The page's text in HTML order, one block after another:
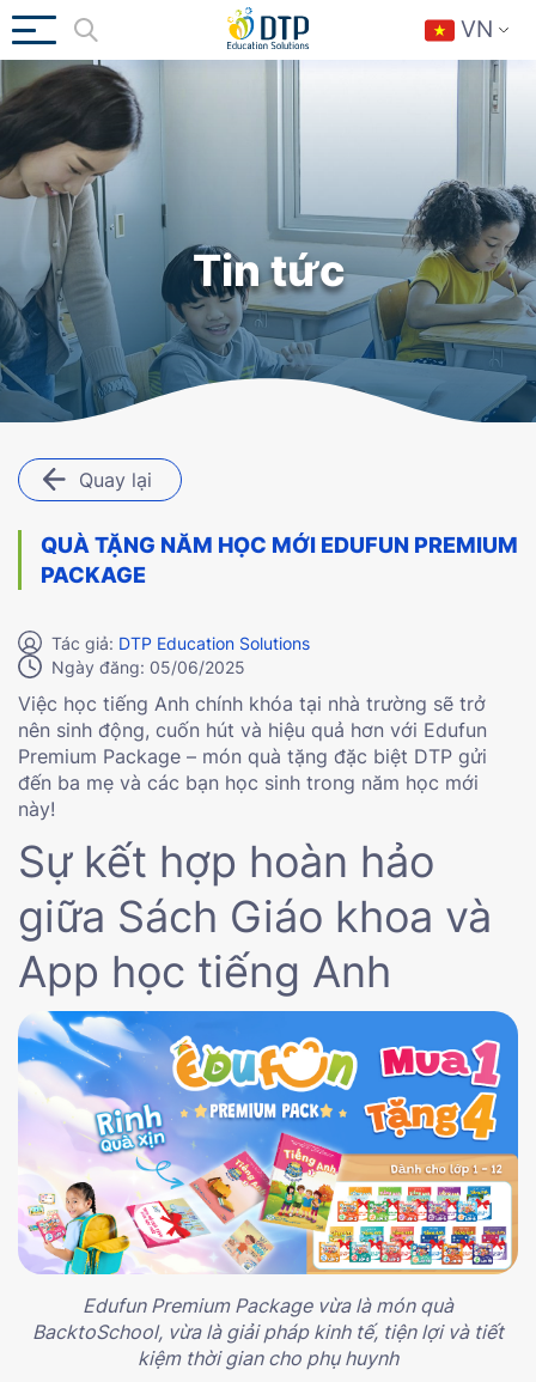
VN
Tin tức
Quay lại
QUÀ TẶNG NĂM HỌC MỚI EDUFUN PREMIUM
PACKAGE
Tác giả: DTP Education Solutions
Ngày đăng: 05/06/2025
Việc học tiếng Anh chính khóa tại nhà trường sẽ trở
nên sinh động, cuốn hút và hiệu quả hơn với Edufun
Premium Package – món quà tặng đặc biệt DTP gửi
đến ba mẹ và các bạn học sinh trong năm học mới
này!
Sự kết hợp hoàn hảo
giữa Sách Giáo khoa và
App học tiếng Anh
Edufun Premium Package vừa là món quà
BacktoSchool, vừa là giải pháp kinh tế, tiện lợi và tiết
kiệm thời gian cho phụ huynh